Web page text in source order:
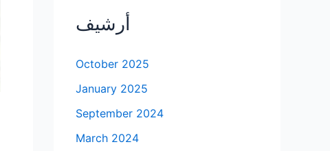
أرشيف
October 2025
January 2025
September 2024
March 2024